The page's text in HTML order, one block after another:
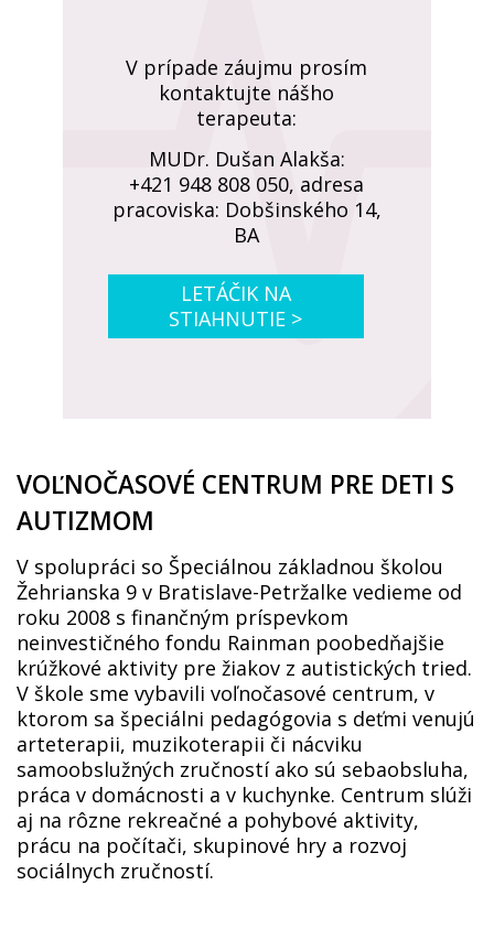
V prípade záujmu prosím
kontaktujte nášho
terapeuta:
MUDr. Dušan Alakša:
+421 948 808 050, adresa
pracoviska: Dobšinského 14,
BA
LETÁČIK NA
STIAHNUTIE >
VOĽNOČASOVÉ CENTRUM PRE DETI S
AUTIZMOM
V spolupráci so Špeciálnou základnou školou
Žehrianska 9 v Bratislave-Petržalke vedieme od
roku 2008 s finančným príspevkom
neinvestičného fondu Rainman poobedňajšie
krúžkové aktivity pre žiakov z autistických tried.
V škole sme vybavili voľnočasové centrum, v
ktorom sa špeciálni pedagógovia s deťmi venujú
arteterapii, muzikoterapii či nácviku
samoobslužných zručností ako sú sebaobsluha,
práca v domácnosti a v kuchynke. Centrum slúži
aj na rôzne rekreačné a pohybové aktivity,
prácu na počítači, skupinové hry a rozvoj
sociálnych zručností.